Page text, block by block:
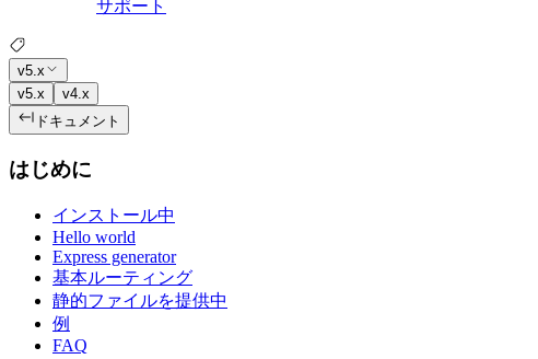
サポート
v5.x
v5.x
v4.x
ドキュメント
はじめに
インストール中
Hello world
Express generator
基本ルーティング
静的ファイルを提供中
例
FAQ